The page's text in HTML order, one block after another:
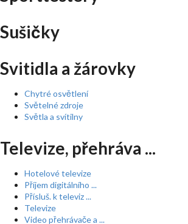
Sušičky
Svitidla a žárovky
Chytré osvětlení
Světelné zdroje
Světla a svítilny
Televize, přehráva ...
Hotelové televize
Příjem digitálního ...
Přísluš. k televiz ...
Televize
Video přehrávače a ...